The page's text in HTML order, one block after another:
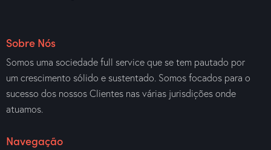
Sobre Nós
Somos uma sociedade full service que se tem pautado por
um crescimento sólido e sustentado. Somos focados para o
sucesso dos nossos Clientes nas várias jurisdições onde
atuamos.
Navegação